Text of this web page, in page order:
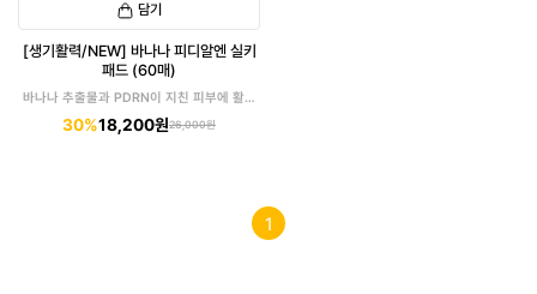
담기
[생기활력/NEW] 바나나 피디알엔 실키
패드 (60매)
바나나 추출물과 PDRN이 지친 피부에 활력
30%18,200원26,000원
1